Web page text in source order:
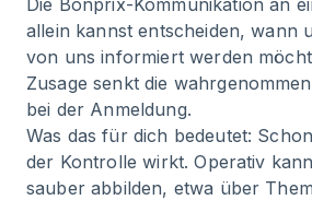
Die Bonprix-Kommunikation an
allein kannst entscheiden, wann
von uns informiert werden
Zusage senkt die
bei der Anmeldung.
Was das für dich bedeutet:
der Kontrolle wirkt. Operativ
sauber abbilden, etwa über